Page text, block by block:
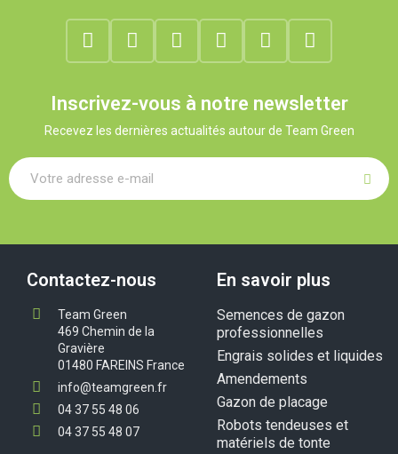
Inscrivez-vous à notre newsletter
Recevez les dernières actualités autour de Team Green
Contactez-nous
Team Green
469 Chemin de la
Gravière
01480 FAREINS France
info@teamgreen.fr
04 37 55 48 06
04 37 55 48 07
En savoir plus
Semences de gazon
professionnelles
Engrais solides et liquides
Amendements
Gazon de placage
Robots tendeuses et
matériels de tonte